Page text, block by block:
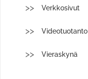
Verkkosivut
Videotuotanto
Vieraskynä